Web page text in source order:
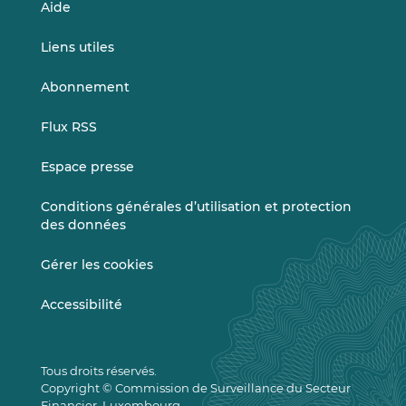
Aide
Liens utiles
Abonnement
Flux RSS
Espace presse
Conditions générales d’utilisation et protection
des données
Gérer les cookies
Accessibilité
Tous droits réservés.
Copyright © Commission de Surveillance du Secteur